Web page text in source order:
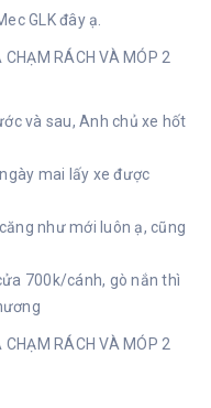
GLK đây ạ.
và sau, Anh chủ xe hốt
mai lấy xe được
như mới luôn ạ, cũng
700k/cánh, gò nắn thì